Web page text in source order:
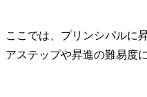
ここでは、プリンシパルに
アステップや昇進の難易度